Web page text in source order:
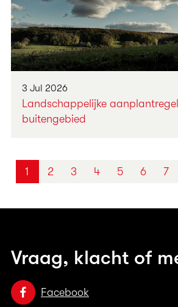
3 Jul 2026
Landschappelijke
buitengebied
1 2 3 4 5 6 7
Vraag, klacht of
Facebook